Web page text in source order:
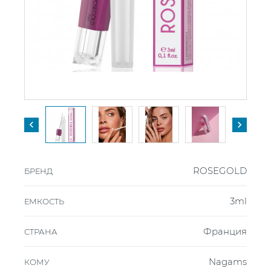
 
БРЕНД ROSEGOLD
ЕМКОСТЬ 3ml
СТРАНА Франция
КОМУ Nagams